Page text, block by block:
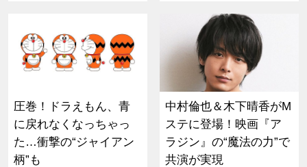
圧巻！ドラえもん、青
に戻れなくなっちゃっ
た…衝撃の“ジャイアン
柄”も
中村倫也＆木下晴香がM
ステに登場！映画『ア
ラジン』の“魔法の力”で
共演が実現